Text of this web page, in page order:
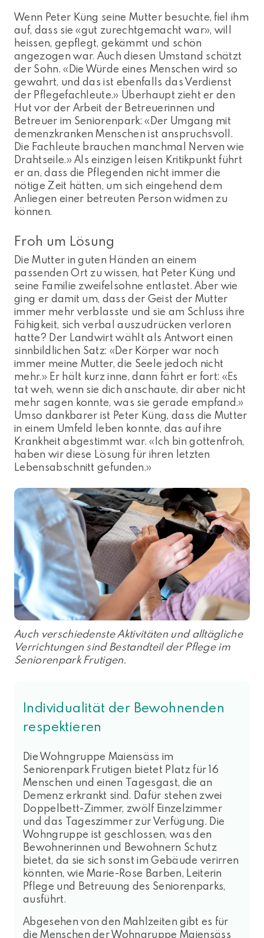
Wenn Peter Küng seine Mutter besuchte, fiel ihm
auf, dass sie «gut zurechtgemacht war», will
heissen, gepflegt, gekämmt und schön
angezogen war. Auch diesen Umstand schätzt
der Sohn. «Die Würde eines Menschen wird so
gewahrt, und das ist ebenfalls das Verdienst
der Pflegefachleute.» Überhaupt zieht er den
Hut vor der Arbeit der Betreuerinnen und
Betreuer im Seniorenpark: «Der Umgang mit
demenzkranken Menschen ist anspruchsvoll.
Die Fachleute brauchen manchmal Nerven wie
Drahtseile.» Als einzigen leisen Kritikpunkt führt
er an, dass die Pflegenden nicht immer die
nötige Zeit hätten, um sich eingehend dem
Anliegen einer betreuten Person widmen zu
können.
Froh um Lösung
Die Mutter in guten Händen an einem
passenden Ort zu wissen, hat Peter Küng und
seine Familie zweifelsohne entlastet. Aber wie
ging er damit um, dass der Geist der Mutter
immer mehr verblasste und sie am Schluss ihre
Fähigkeit, sich verbal auszudrücken verloren
hatte? Der Landwirt wählt als Antwort einen
sinnbildlichen Satz: «Der Körper war noch
immer meine Mutter, die Seele jedoch nicht
mehr.» Er hält kurz inne, dann fährt er fort: «Es
tat weh, wenn sie dich anschaute, dir aber nicht
mehr sagen konnte, was sie gerade empfand.»
Umso dankbarer ist Peter Küng, dass die Mutter
in einem Umfeld leben konnte, das auf ihre
Krankheit abgestimmt war. «Ich bin gottenfroh,
haben wir diese Lösung für ihren letzten
Lebensabschnitt gefunden.»
Auch verschiedenste Aktivitäten und alltägliche
Verrichtungen sind Bestandteil der Pflege im
Seniorenpark Frutigen.
Individualität der Bewohnenden
respektieren
Die Wohngruppe Maiensäss im
Seniorenpark Frutigen bietet Platz für 16
Menschen und einen Tagesgast, die an
Demenz erkrankt sind. Dafür stehen zwei
Doppelbett-Zimmer, zwölf Einzelzimmer
und das Tageszimmer zur Verfügung. Die
Wohngruppe ist geschlossen, was den
Bewohnerinnen und Bewohnern Schutz
bietet, da sie sich sonst im Gebäude verirren
könnten, wie Marie-Rose Barben, Leiterin
Pflege und Betreuung des Seniorenparks,
ausführt.
Abgesehen von den Mahlzeiten gibt es für
die Menschen der Wohngruppe Maiensäss